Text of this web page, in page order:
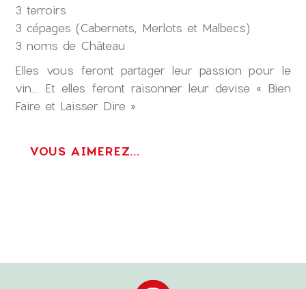
3 terroirs
3 cépages (Cabernets, Merlots et Malbecs)
3 noms de Château
Elles vous feront partager leur passion pour le
vin… Et elles feront raisonner leur devise « Bien
Faire et Laisser Dire »
VOUS AIMEREZ...